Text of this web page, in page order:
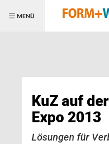
MENÜ
KuZ auf
Expo 2013
Lösungen für